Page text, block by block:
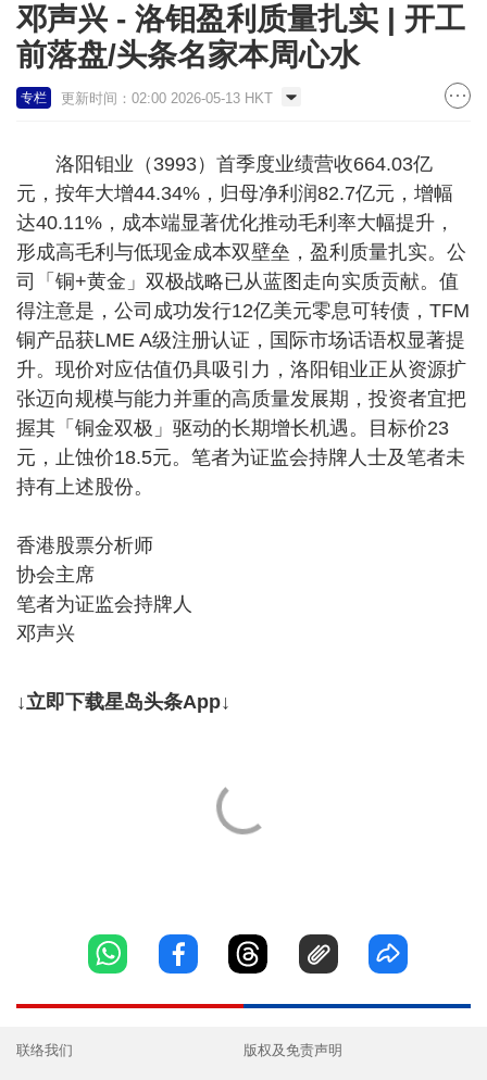
邓声兴 - 洛钼盈利质量扎实 | 开工
前落盘/头条名家本周心水
专栏 更新时间：02:00 2026-05-13 HKT
洛阳钼业（3993）首季度业绩营收664.03亿
元，按年大增44.34%，归母净利润82.7亿元，增幅
达40.11%，成本端显著优化推动毛利率大幅提升，
形成高毛利与低现金成本双壁垒，盈利质量扎实。公
司「铜+黄金」双极战略已从蓝图走向实质贡献。值
得注意是，公司成功发行12亿美元零息可转债，TFM
铜产品获LME A级注册认证，国际市场话语权显著提
升。现价对应估值仍具吸引力，洛阳钼业正从资源扩
张迈向规模与能力并重的高质量发展期，投资者宜把
握其「铜金双极」驱动的长期增长机遇。目标价23
元，止蚀价18.5元。笔者为证监会持牌人士及笔者未
持有上述股份。
香港股票分析师
协会主席
笔者为证监会持牌人
邓声兴
↓立即下载星岛头条App↓
联络我们 版权及免责声明